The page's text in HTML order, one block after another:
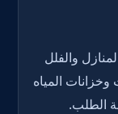
والفلل
المياه
الطلب.